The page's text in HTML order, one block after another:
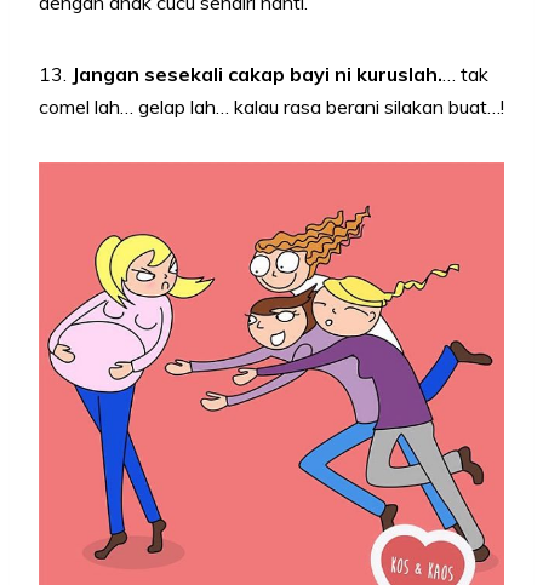
13. Jangan sesekali cakap bayi ni kuruslah.… tak
comel lah… gelap lah… kalau rasa berani silakan buat…!